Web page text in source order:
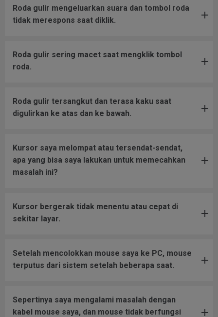
Roda gulir mengeluarkan suara dan tombol roda
tidak merespons saat diklik.
Roda gulir sering macet saat mengklik tombol
roda.
Roda gulir tersangkut dan terasa kaku saat
digulirkan ke atas dan ke bawah.
Kursor saya melompat atau tersendat-sendat,
apa yang bisa saya lakukan untuk memecahkan
masalah ini?
Kursor bergerak tidak menentu atau cepat di
sekitar layar.
Setelah mencolokkan mouse saya ke PC, mouse
terputus dari sistem setelah beberapa saat.
Sepertinya saya mengalami masalah dengan
kabel mouse saya, dan mouse tidak berfungsi